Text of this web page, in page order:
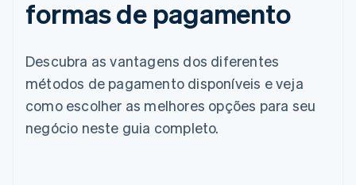
formas de pagamento
Descubra as vantagens dos diferentes
métodos de pagamento disponíveis e veja
como escolher as melhores opções para seu
negócio neste guia completo.